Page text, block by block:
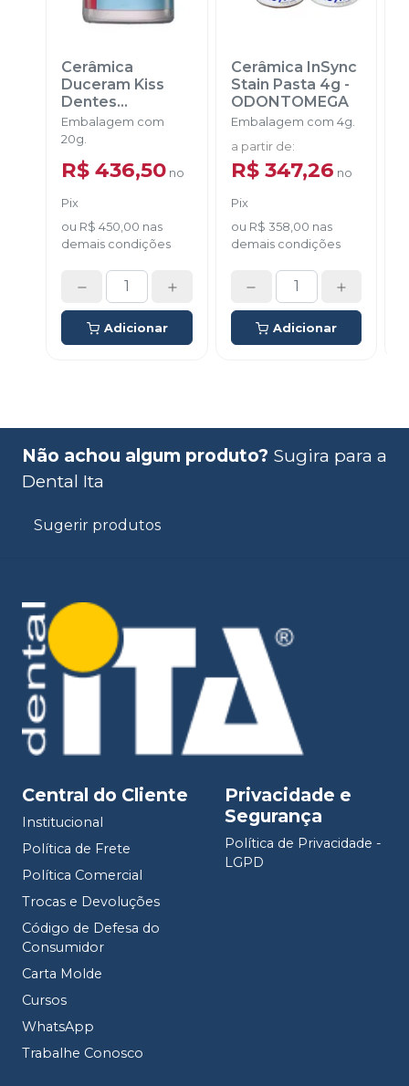
Cerâmica
Duceram Kiss
Dentes
Clareados-
DENTSPLY
Embalagem com
20g.
R$ 436,50 no
Pix
ou R$ 450,00 nas
demais condições
Adicionar
Cerâmica InSync
Stain Pasta 4g -
ODONTOMEGA
Embalagem com 4g.
a partir de:
R$ 347,26 no
Pix
ou R$ 358,00 nas
demais condições
Adicionar
Não achou algum produto? Sugira para a
Dental Ita
Sugerir produtos
Central do Cliente
Institucional
Política de Frete
Política Comercial
Trocas e Devoluções
Código de Defesa do
Consumidor
Carta Molde
Cursos
WhatsApp
Trabalhe Conosco
Privacidade e
Segurança
Política de Privacidade -
LGPD